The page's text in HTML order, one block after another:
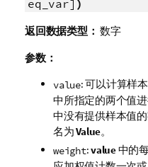
eq_var] )
返回数据类型： 数字
参数：
value: 可以计算样
中所指定的两个值
中没有提供样本值
名为Value。
weight:value中的